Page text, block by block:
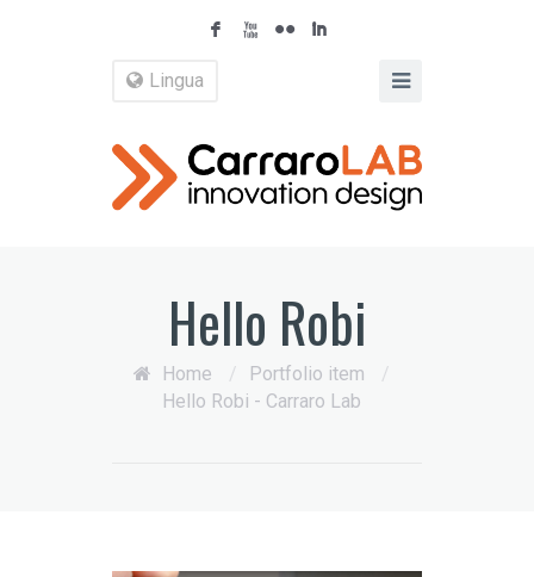
F X N I
Lingua
Hello Robi
Home / Portfolio item
/
Hello Robi - Carraro Lab